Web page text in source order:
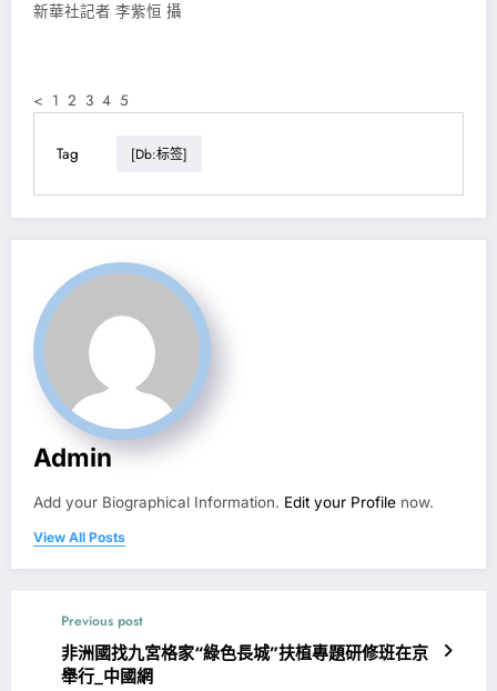
新華社記者 李紫恒 攝
< 1 2 3 4 5
Tag [db:标签]
Admin
Add your Biographical Information. Edit your Profile now.
View All Posts
Previous post
非洲國找九宮格家“綠色長城”扶植專題研修班在京
舉行_中國網